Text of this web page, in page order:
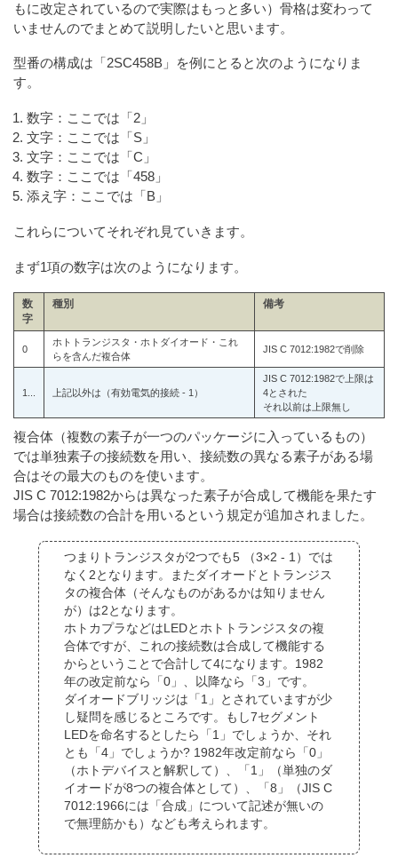
もに改定されているので実際はもっと多い）骨格は変わって
いませんのでまとめて説明したいと思います。
型番の構成は「2SC458B」を例にとると次のようになりま
す。
数字：ここでは「2」
文字：ここでは「S」
文字：ここでは「C」
数字：ここでは「458」
添え字：ここでは「B」
これらについてそれぞれ見ていきます。
まず1項の数字は次のようになります。
数
字
種別 備考
0
ホトトランジスタ・ホトダイオード・これ
らを含んだ複合体
JIS C 7012:1982で削除
1... 上記以外は（有効電気的接続 - 1）
JIS C 7012:1982で上限は
4とされた
それ以前は上限無し
複合体（複数の素子が一つのパッケージに入っているもの）
では単独素子の接続数を用い、接続数の異なる素子がある場
合はその最大のものを使います。
JIS C 7012:1982からは異なった素子が合成して機能を果たす
場合は接続数の合計を用いるという規定が追加されました。
つまりトランジスタが2つでも5 （3×2 - 1）では
なく2となります。またダイオードとトランジス
タの複合体（そんなものがあるかは知りません
が）は2となります。
ホトカプラなどはLEDとホトトランジスタの複
合体ですが、これの接続数は合成して機能する
からということで合計して4になります。1982
年の改定前なら「0」、以降なら「3」です。
ダイオードブリッジは「1」とされていますが少
し疑問を感じるところです。もし7セグメント
LEDを命名するとしたら「1」でしょうか、それ
とも「4」でしょうか? 1982年改定前なら「0」
（ホトデバイスと解釈して）、「1」（単独のダ
イオードが8つの複合体として）、「8」（JIS C
7012:1966には「合成」について記述が無いの
で無理筋かも）なども考えられます。